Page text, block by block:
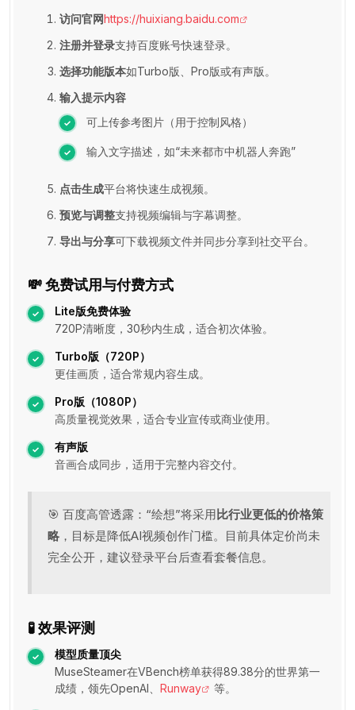
访问官网https://huixiang.baidu.com
注册并登录支持百度账号快速登录。
选择功能版本如Turbo版、Pro版或有声版。
输入提示内容
可上传参考图片（用于控制风格）
输入文字描述，如“未来都市中机器人奔跑”
点击生成平台将快速生成视频。
预览与调整支持视频编辑与字幕调整。
导出与分享可下载视频文件并同步分享到社交平台。
💸 免费试用与付费方式
Lite版免费体验
720P清晰度，30秒内生成，适合初次体验。
Turbo版（720P）
更佳画质，适合常规内容生成。
Pro版（1080P）
高质量视觉效果，适合专业宣传或商业使用。
有声版
音画合成同步，适用于完整内容交付。
🎯 百度高管透露：“绘想”将采用比行业更低的价格策
略 ，目标是降低AI视频创作门槛。目前具体定价尚未
完全公开，建议登录平台后查看套餐信息。
🧪 效果评测
模型质量顶尖
MuseSteamer在VBench榜单获得89.38分的世界第一
成绩，领先OpenAI、 Runway 等。